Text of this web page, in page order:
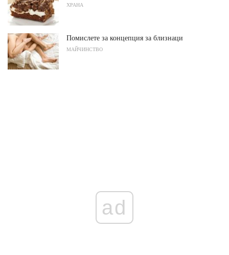
ХРАНА
Помислете за концепция за близнаци
МАЙЧИНСТВО
ad